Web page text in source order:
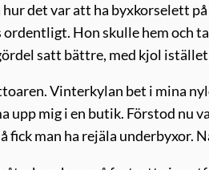
det var att ha byxkorselett
Hon skulle hem och
satt bättre, med kjol
Vinterkylan bet i mina
upp mig i en butik. Förstod nu
fick man ha rejäla underbyxor.